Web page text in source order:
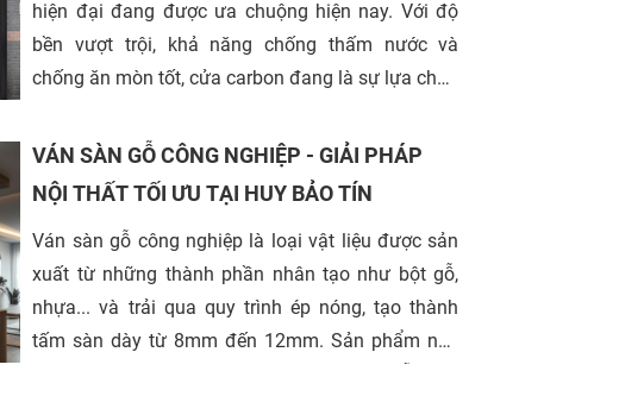
hiện đại đang được ưa chuộng hiện nay. Với độ
bền vượt trội, khả năng chống thấm nước và
chống ăn mòn tốt, cửa carbon đang là sự lựa chọn
tại khu vực Quận 10, TP.HCM, nhu cầu sử dụng
loại cửa này ngày càng tăng cao.
VÁN SÀN GỖ CÔNG NGHIỆP - GIẢI PHÁP
NỘI THẤT TỐI ƯU TẠI HUY BẢO TÍN
Ván sàn gỗ công nghiệp là loại vật liệu được sản
xuất từ những thành phần nhân tạo như bột gỗ,
nhựa... và trải qua quy trình ép nóng, tạo thành
tấm sàn dày từ 8mm đến 12mm. Sản phẩm này